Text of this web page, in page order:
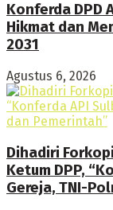
Konferda DPD
Hikmat dan
2031
Agustus 6, 2026
Dihadiri
Ketum DPP,
Gereja, TNI-